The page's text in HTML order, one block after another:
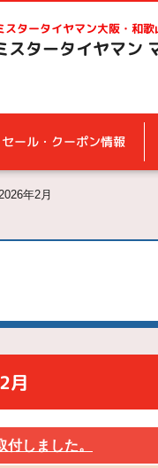
スタータイヤマン大阪・和
スタータイヤマン
セール・クーポン情報
年2月
月
しました。